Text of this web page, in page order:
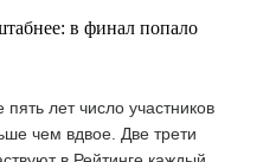
в финал попало
лет число участников
чем вдвое. Две трети